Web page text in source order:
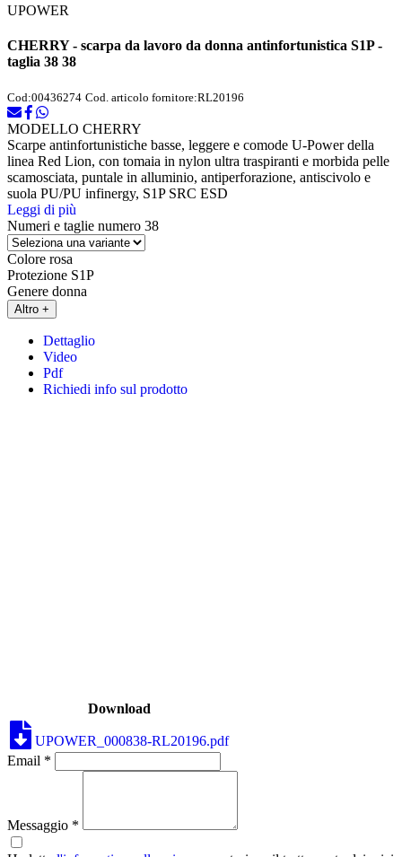
UPOWER
CHERRY - scarpa da lavoro da donna antinfortunistica S1P -
taglia 38 38
Cod:00436274 Cod. articolo fornitore:RL20196
MODELLO CHERRY
Scarpe antinfortunistiche basse, leggere e comode U-Power della
linea Red Lion, con tomaia in nylon ultra traspiranti e morbida pelle
scamosciata, puntale in alluminio, antiperforazione, antiscivolo e
suola PU/PU infinergy, S1P SRC ESD
Leggi di più
Numeri e taglie numero 38
Colore rosa
Protezione S1P
Genere donna
Altro +
Dettaglio
Video
Pdf
Richiedi info sul prodotto
Download
UPOWER_000838-RL20196.pdf
Email *
Messaggio *